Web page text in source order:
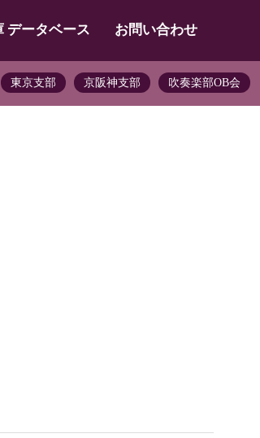
データベース お問い合わせ
東京支部 京阪神支部 吹奏楽部OB会